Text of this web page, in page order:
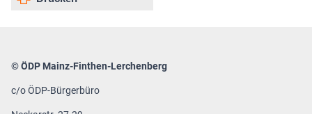
© ÖDP Mainz-Finthen-Lerchenberg
c/o ÖDP-Bürgerbüro